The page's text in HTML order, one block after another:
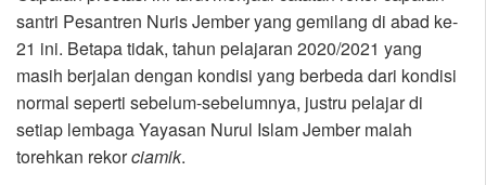
santri Pesantren Nuris Jember yang gemilang di abad ke-
21 ini. Betapa tidak, tahun pelajaran 2020/2021 yang
masih berjalan dengan kondisi yang berbeda dari kondisi
normal seperti sebelum-sebelumnya, justru pelajar di
setiap lembaga Yayasan Nurul Islam Jember malah
torehkan rekorciamik.